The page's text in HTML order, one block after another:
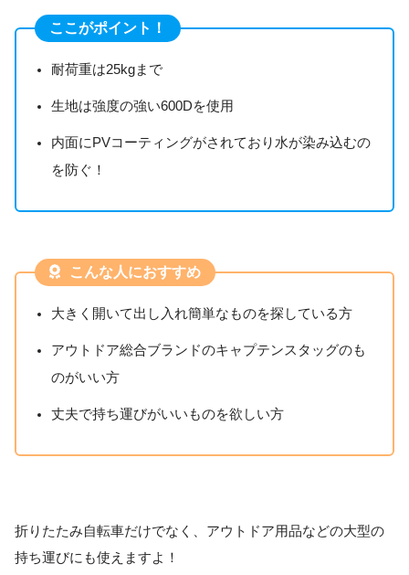
ここがポイント！
耐荷重は25kgまで
生地は強度の強い600Dを使用
内面にPVコーティングがされており水が染み込むの
を防ぐ！
こんな人におすすめ
大きく開いて出し入れ簡単なものを探している方
アウトドア総合ブランドのキャプテンスタッグのも
のがいい方
丈夫で持ち運びがいいものを欲しい方
折りたたみ自転車だけでなく、アウトドア用品などの大型の
持ち運びにも使えますよ！